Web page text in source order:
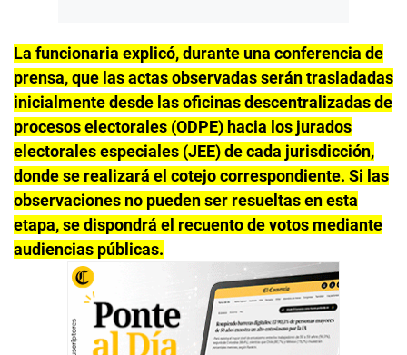
La funcionaria explicó, durante una conferencia de
prensa, que las actas observadas serán trasladadas
inicialmente desde las oficinas descentralizadas de
procesos electorales (ODPE) hacia los jurados
electorales especiales (JEE) de cada jurisdicción,
donde se realizará el cotejo correspondiente. Si las
observaciones no pueden ser resueltas en esta
etapa, se dispondrá el recuento de votos mediante
audiencias públicas.